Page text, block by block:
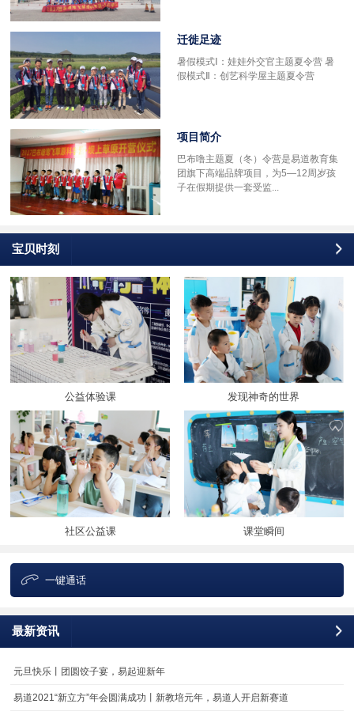
迁徙足迹
暑假模式Ⅰ：娃娃外交官主题夏令营 暑
假模式Ⅱ：创艺科学屋主题夏令营
项目简介
巴布噜主题夏（冬）令营是易道教育集
团旗下高端品牌项目，为5—12周岁孩
子在假期提供一套受监...
宝贝时刻
更
公益体验课 发现神奇的世界
社区公益课 课堂瞬间
一键通话
最新资讯
元旦快乐丨团圆饺子宴，易起迎新年
易道2021“新立方”年会圆满成功丨新教培元年，易道人开启新赛道